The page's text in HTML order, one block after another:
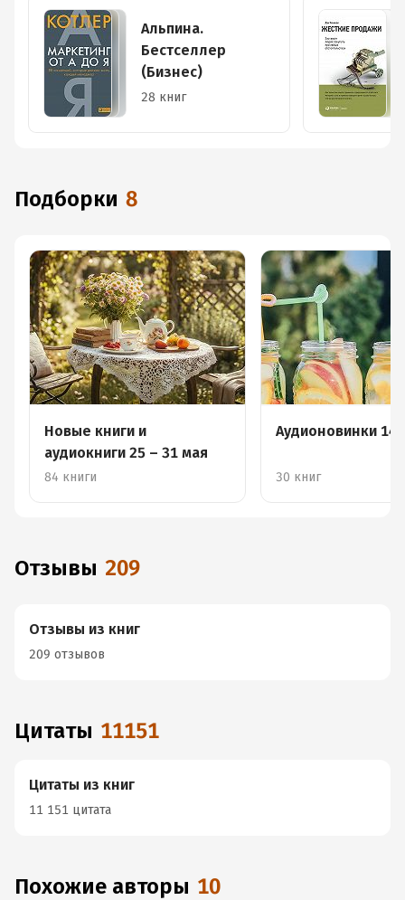
Альпина.
Бестселлер
(Бизнес)
28 книг
Подборки 8
Новые книги и
аудиокниги 25 – 31 мая
84 книги
Аудионовинки
30 книг
Отзывы 209
Отзывы из книг
209 отзывов
Цитаты 11151
Цитаты из книг
11 151 цитата
Похожие авторы 10